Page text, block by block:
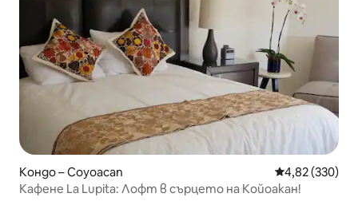
Кондо – Coyoacan Средна
4,82 (330)
Кафене La Lupita: Лофт в сърцето на Койоакан!